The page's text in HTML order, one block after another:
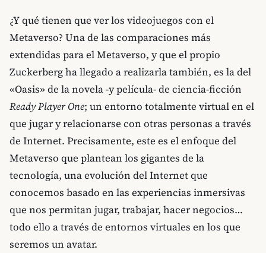
¿Y qué tienen que ver los videojuegos con el
Metaverso? Una de las comparaciones más
extendidas para el Metaverso, y que el propio
Zuckerberg ha llegado a realizarla también, es la del
«Oasis» de la novela -y película- de ciencia-ficción
Ready Player One; un entorno totalmente virtual en el
que jugar y relacionarse con otras personas a través
de Internet. Precisamente, este es el enfoque del
Metaverso que plantean los gigantes de la
tecnología, una evolución del Internet que
conocemos basado en las experiencias inmersivas
que nos permitan jugar, trabajar, hacer negocios…
todo ello a través de entornos virtuales en los que
seremos un avatar.